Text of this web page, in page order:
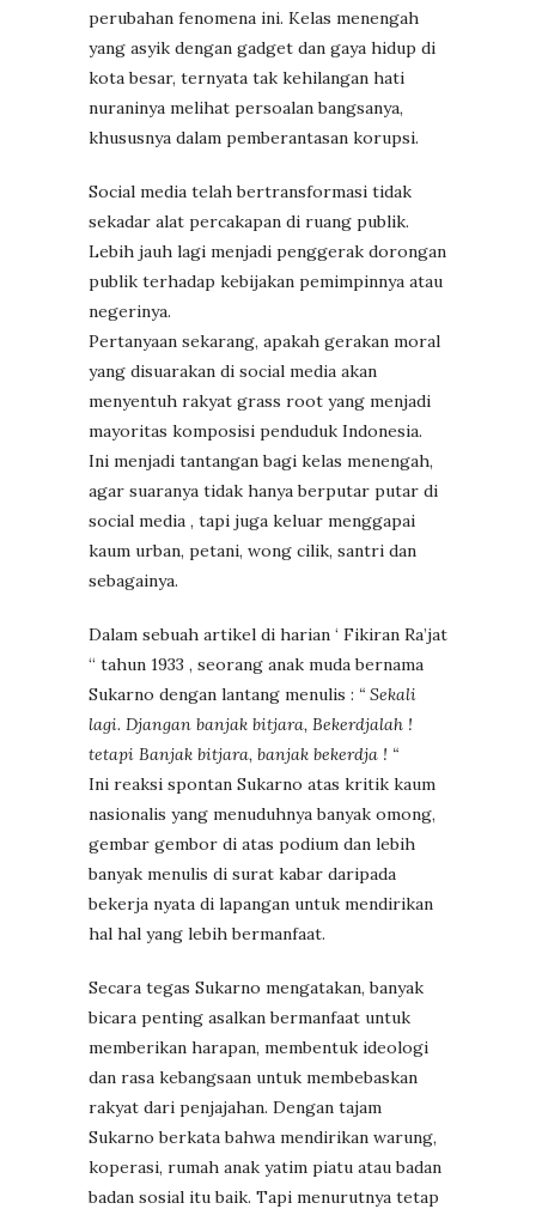
perubahan fenomena ini. Kelas menengah
yang asyik dengan gadget dan gaya hidup di
kota besar, ternyata tak kehilangan hati
nuraninya melihat persoalan bangsanya,
khususnya dalam pemberantasan korupsi.
Social media telah bertransformasi tidak
sekadar alat percakapan di ruang publik.
Lebih jauh lagi menjadi penggerak dorongan
publik terhadap kebijakan pemimpinnya atau
negerinya.
Pertanyaan sekarang, apakah gerakan moral
yang disuarakan di social media akan
menyentuh rakyat grass root yang menjadi
mayoritas komposisi penduduk Indonesia.
Ini menjadi tantangan bagi kelas menengah,
agar suaranya tidak hanya berputar putar di
social media , tapi juga keluar menggapai
kaum urban, petani, wong cilik, santri dan
sebagainya.
Dalam sebuah artikel di harian ‘ Fikiran Ra’jat
“ tahun 1933 , seorang anak muda bernama
Sukarno dengan lantang menulis : “ Sekali
lagi. Djangan banjak bitjara, Bekerdjalah !
tetapi Banjak bitjara, banjak bekerdja ! “
Ini reaksi spontan Sukarno atas kritik kaum
nasionalis yang menuduhnya banyak omong,
gembar gembor di atas podium dan lebih
banyak menulis di surat kabar daripada
bekerja nyata di lapangan untuk mendirikan
hal hal yang lebih bermanfaat.
Secara tegas Sukarno mengatakan, banyak
bicara penting asalkan bermanfaat untuk
memberikan harapan, membentuk ideologi
dan rasa kebangsaan untuk membebaskan
rakyat dari penjajahan. Dengan tajam
Sukarno berkata bahwa mendirikan warung,
koperasi, rumah anak yatim piatu atau badan
badan sosial itu baik. Tapi menurutnya tetap